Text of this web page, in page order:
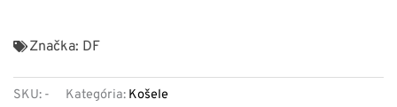
Značka: DF
SKU: - Kategória: Košele